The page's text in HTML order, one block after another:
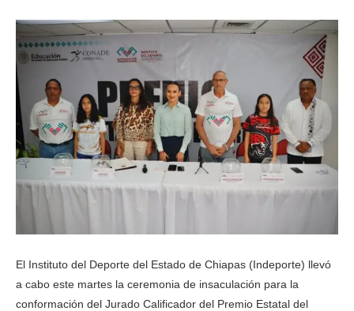
El Instituto del Deporte del Estado de Chiapas (Indeporte) llevó
a cabo este martes la ceremonia de insaculación para la
conformación del Jurado Calificador del Premio Estatal del